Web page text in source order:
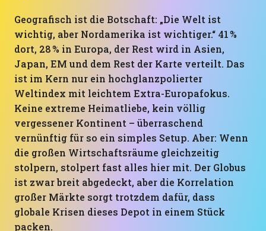
Geografisch ist die Botschaft: „Die Welt ist
wichtig, aber Nordamerika ist wichtiger.“ 41 %
dort, 28 % in Europa, der Rest wird in Asien,
Japan, EM und dem Rest der Karte verteilt. Das
ist im Kern nur ein hochglanzpolierter
Weltindex mit leichtem Extra-Europafokus.
Keine extreme Heimatliebe, kein völlig
vergessener Kontinent – überraschend
vernünftig für so ein simples Setup. Aber: Wenn
die großen Wirtschaftsräume gleichzeitig
stolpern, stolpert fast alles hier mit. Der Globus
ist zwar breit abgedeckt, aber die Korrelation
großer Märkte sorgt trotzdem dafür, dass
globale Krisen dieses Depot in einem Stück
packen.